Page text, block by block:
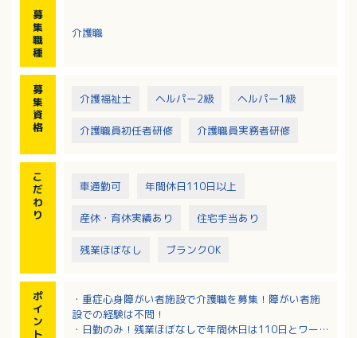
募
集
職
種
介護職
募
集
資
格
介護福祉士 ヘルパー2級 ヘルパー1級
介護職員初任者研修 介護職員実務者研修
こ
だ
わ
り
車通勤可 年間休日110日以上
産休・育休実績あり 住宅手当あり
残業ほぼなし ブランクOK
ポ
イ
ン
ト
・重症心身障がい者施設で介護職を募集！障がい者施
設での経験は不問！
・日勤のみ！残業ほぼなしで年間休日は110日とワーク